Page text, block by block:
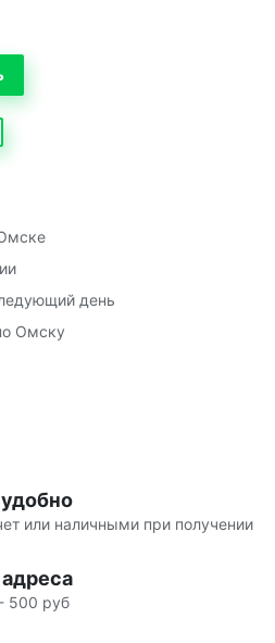
день
Омску
или наличными при получении
500 руб